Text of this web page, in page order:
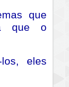
que
que o
eles